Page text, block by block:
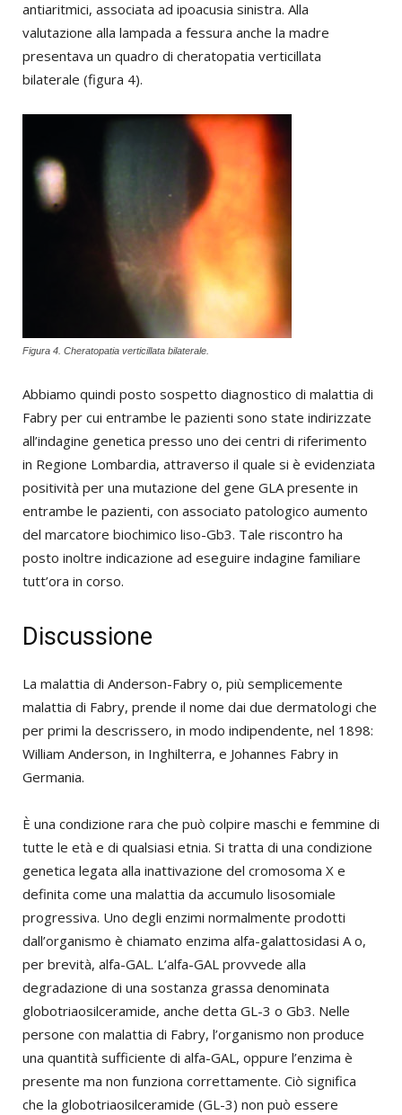
antiaritmici, associata ad ipoacusia sinistra. Alla
valutazione alla lampada a fessura anche la madre
presentava un quadro di cheratopatia verticillata
bilaterale (figura 4).
Figura 4. Cheratopatia verticillata bilaterale.
Abbiamo quindi posto sospetto diagnostico di malattia di
Fabry per cui entrambe le pazienti sono state indirizzate
all’indagine genetica presso uno dei centri di riferimento
in Regione Lombardia, attraverso il quale si è evidenziata
positività per una mutazione del gene GLA presente in
entrambe le pazienti, con associato patologico aumento
del marcatore biochimico liso-Gb3. Tale riscontro ha
posto inoltre indicazione ad eseguire indagine familiare
tutt’ora in corso.
Discussione
La malattia di Anderson-Fabry o, più semplicemente
malattia di Fabry, prende il nome dai due dermatologi che
per primi la descrissero, in modo indipendente, nel 1898:
William Anderson, in Inghilterra, e Johannes Fabry in
Germania.
È una condizione rara che può colpire maschi e femmine di
tutte le età e di qualsiasi etnia. Si tratta di una condizione
genetica legata alla inattivazione del cromosoma X e
definita come una malattia da accumulo lisosomiale
progressiva. Uno degli enzimi normalmente prodotti
dall’organismo è chiamato enzima alfa-galattosidasi A o,
per brevità, alfa-GAL. L’alfa-GAL provvede alla
degradazione di una sostanza grassa denominata
globotriaosilceramide, anche detta GL-3 o Gb3. Nelle
persone con malattia di Fabry, l’organismo non produce
una quantità sufficiente di alfa-GAL, oppure l’enzima è
presente ma non funziona correttamente. Ciò significa
che la globotriaosilceramide (GL-3) non può essere